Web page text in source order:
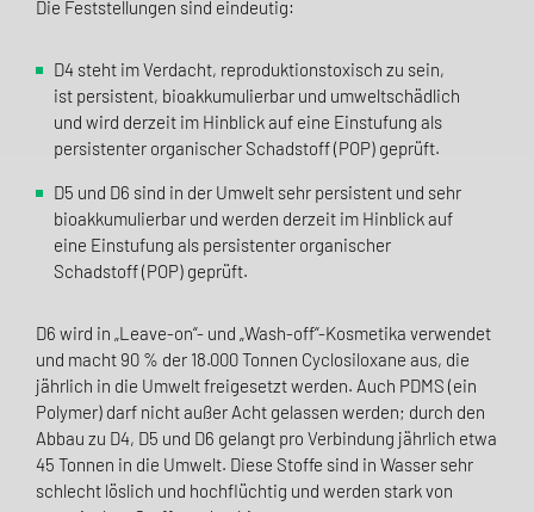
Die Feststellungen sind eindeutig:
D4 steht im Verdacht, reproduktionstoxisch zu sein,
ist persistent, bioakkumulierbar und umweltschädlich
und wird derzeit im Hinblick auf eine Einstufung als
persistenter organischer Schadstoff (POP) geprüft.
D5 und D6 sind in der Umwelt sehr persistent und sehr
bioakkumulierbar und werden derzeit im Hinblick auf
eine Einstufung als persistenter organischer
Schadstoff (POP) geprüft.
D6 wird in „Leave-on“- und „Wash-off“-Kosmetika verwendet
und macht 90 % der 18.000 Tonnen Cyclosiloxane aus, die
jährlich in die Umwelt freigesetzt werden. Auch PDMS (ein
Polymer) darf nicht außer Acht gelassen werden; durch den
Abbau zu D4, D5 und D6 gelangt pro Verbindung jährlich etwa
45 Tonnen in die Umwelt. Diese Stoffe sind in Wasser sehr
schlecht löslich und hochflüchtig und werden stark von